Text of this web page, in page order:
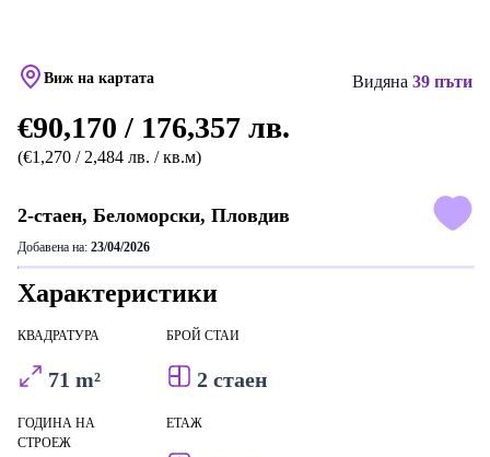
Виж на картата Видяна 39 пъти
€90,170 / 176,357 лв.
(€1,270 / 2,484 лв. / кв.м)
2-стаен, Беломорски, Пловдив
Добавена на: 23/04/2026
Характеристики
КВАДРАТУРА
71 m²
БРОЙ СТАИ
2 стаен
ГОДИНА НА
СТРОЕЖ
ЕТАЖ